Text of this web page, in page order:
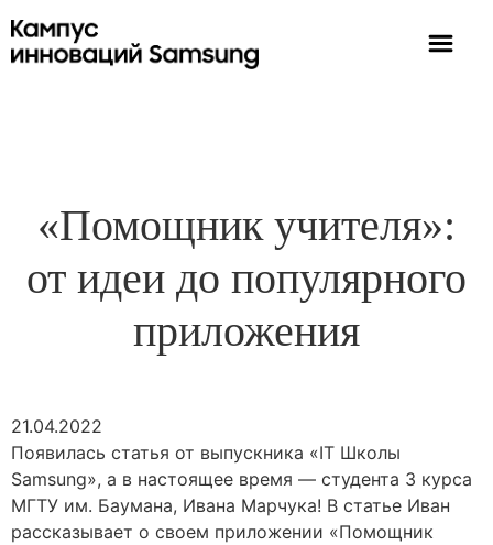
«Помощник учителя»:
от идеи до популярного
приложения
21.04.2022
Появилась статья от выпускника «IT Школы
Samsung», а в настоящее время — студента 3 курса
МГТУ им. Баумана, Ивана Марчука! В статье Иван
рассказывает о своем приложении «Помощник